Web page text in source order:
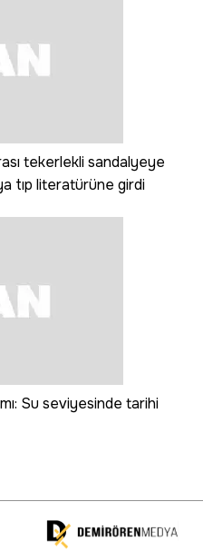
tekerlekli sandalyeye
tıp literatürüne girdi
Su seviyesinde tarihi